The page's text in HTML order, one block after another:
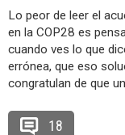
Lo peor de leer el
en la COP28 es
cuando ves lo que
errónea, que eso
congratulan de que
18